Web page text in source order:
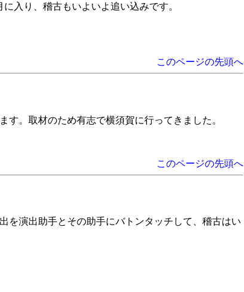
入り、稽古もいよいよ追い込みです。
このページの先頭へ
す。取材のため有志で横須賀に行ってきました。
このページの先頭へ
を演出助手とその助手にバトンタッチして、稽古はい